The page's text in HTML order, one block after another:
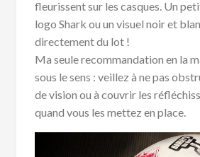
fleurissent sur les casques. Un
logo Shark ou un visuel noir et
directement du lot !
Ma seule recommandation en la
sous le sens : veillez à ne pas
de vision ou à couvrir les
quand vous les mettez en place.